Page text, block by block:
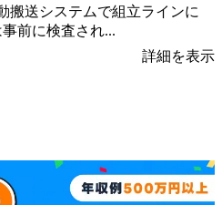
搬送システムで組立ラインに
前に検査され...
詳細を表示